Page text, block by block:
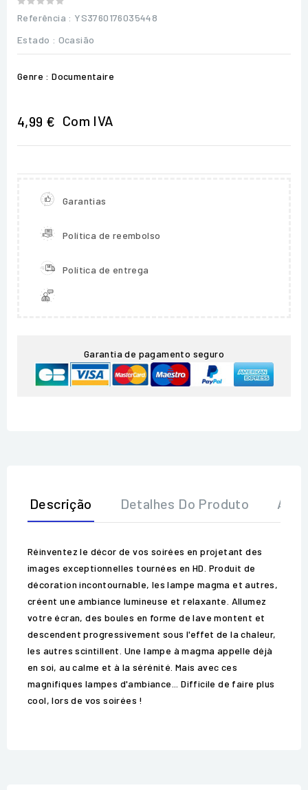
Referência : YS3760176035448
Estado : Ocasião
Genre : Documentaire
4,99 € Com IVA
Garantias
Política de reembolso
Política de entrega
Garantia de pagamento seguro
Descrição Detalhes Do Produto
Réinventez le décor de vos soirées en projetant des
images exceptionnelles tournées en HD. Produit de
décoration incontournable, les lampe magma et autres,
créent une ambiance lumineuse et relaxante. Allumez
votre écran, des boules en forme de lave montent et
descendent progressivement sous l'effet de la chaleur,
les autres scintillent. Une lampe à magma appelle déjà
en soi, au calme et à la sérénité. Mais avec ces
magnifiques lampes d'ambiance... Difficile de faire plus
cool, lors de vos soirées !